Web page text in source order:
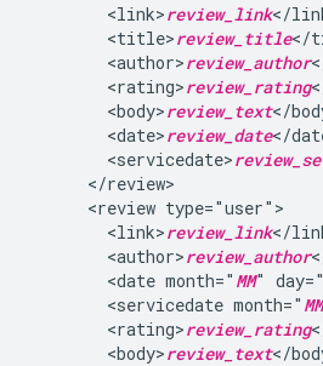
<link>review_link
<title>review_title</
<author>review_author
<rating>review_rating
<body>review_text
<date>review_date
<servicedate>
<review
<link>review_link
<author>review_author
<date month=" MM" day="
<servicedate month=" MM
<rating>review_rating
<body>review_text